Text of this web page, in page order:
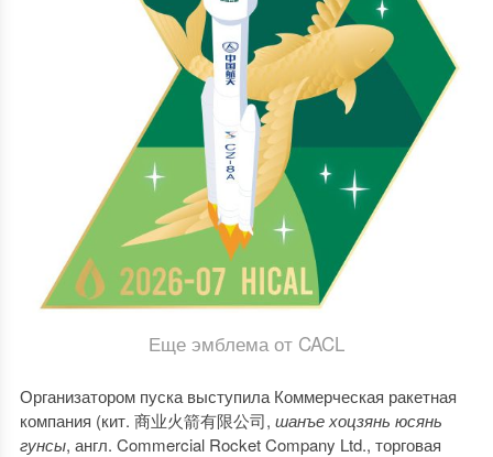
Еще эмблема от CACL
Организатором пуска выступила Коммерческая ракетная
компания (кит. 商业火箭有限公司, шанъе хоцзянь юсянь
гунсы, англ. Commercial Rocket Company Ltd., торговая